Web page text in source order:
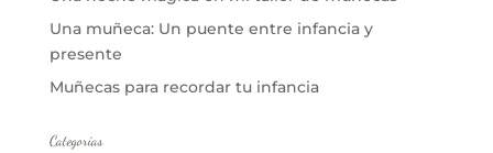
Una muñeca: Un puente entre infancia y
presente
Muñecas para recordar tu infancia
Categorías